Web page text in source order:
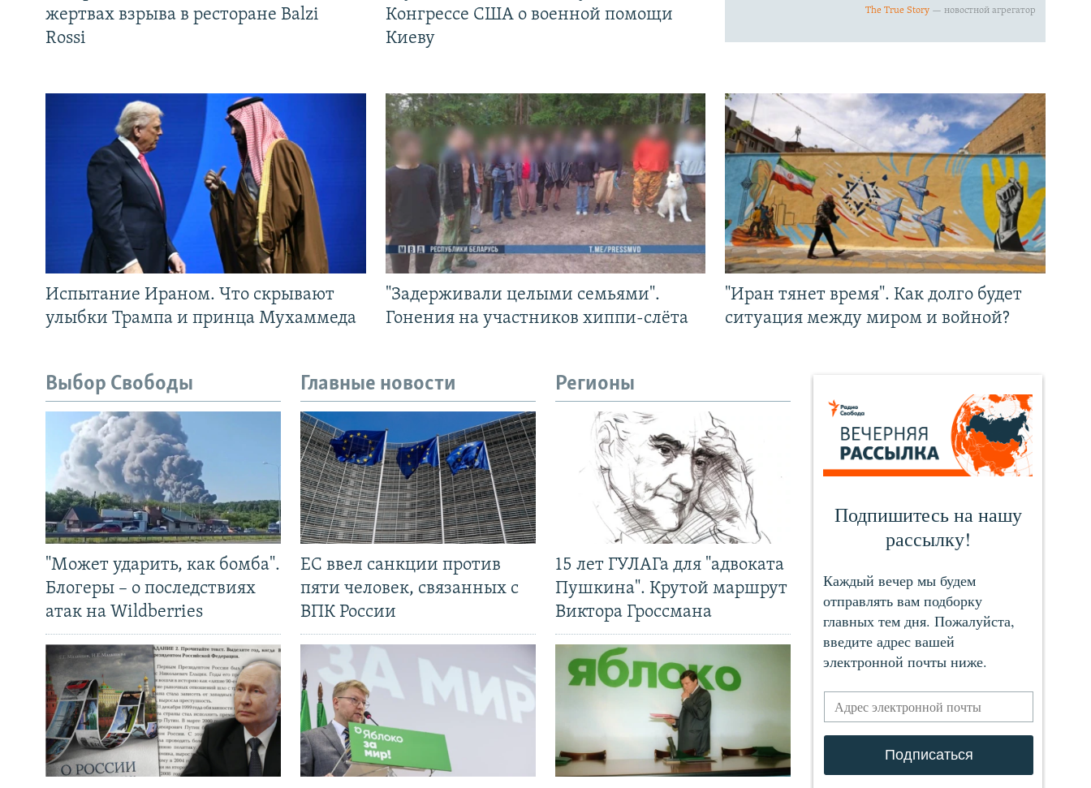
жертвах взрыва в ресторане Balzi
Rossi
Конгрессе США о военной помощи
Киеву
Испытание Ираном. Что скрывают
улыбки Трампа и принца Мухаммеда
"Задерживали целыми семьями".
Гонения на участников хиппи-слёта
"Иран тянет время". Как долго будет
ситуация между миром и войной?
Выбор Свободы
"Может ударить, как бомба".
Блогеры – о последствиях
атак на Wildberries
Главные новости
ЕС ввел санкции против
пяти человек, связанных с
ВПК России
Регионы
15 лет ГУЛАГа для "адвоката
Пушкина". Крутой маршрут
Виктора Гроссмана